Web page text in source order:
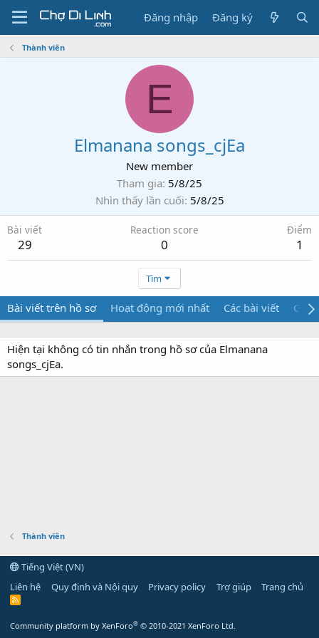
Đăng nhập Đăng ký
Thành viên
E
Elmanana songs_cjEa
New member
Tham gia 5/8/25
Nhìn thấy lần cuối 5/8/25
Bài viết
29
Reaction score
0
Điểm
1
Tìm
Bài viết trên hồ sơ Hoạt động mới nhất Các bài viết Giới
Hiện tại không có tin nhắn trong hồ sơ của Elmanana
songs_cjEa.
Thành viên
Tiếng Việt (VN)
Liên hệ
Quy định và Nội quy Privacy policy Trợ giúp Trang chủ
R
Community platform by XenForo® © 2010-2021 XenForo Ltd.